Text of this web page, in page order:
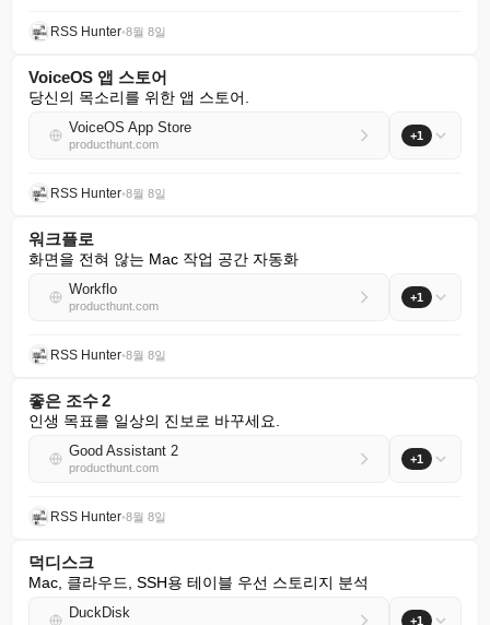
RSS Hunter•8월 8일
VoiceOS 앱 스토어
당신의 목소리를 위한 앱 스토어.
VoiceOS App Store
producthunt.com
+1
RSS Hunter•8월 8일
워크플로
화면을 전혀 않는 Mac 작업 공간 자동화
Workflo
producthunt.com
+1
RSS Hunter•8월 8일
좋은 조수 2
인생 목표를 일상의 진보로 바꾸세요.
Good Assistant 2
producthunt.com
+1
RSS Hunter•8월 8일
덕디스크
Mac, 클라우드, SSH용 테이블 우선 스토리지 분석
DuckDisk +1